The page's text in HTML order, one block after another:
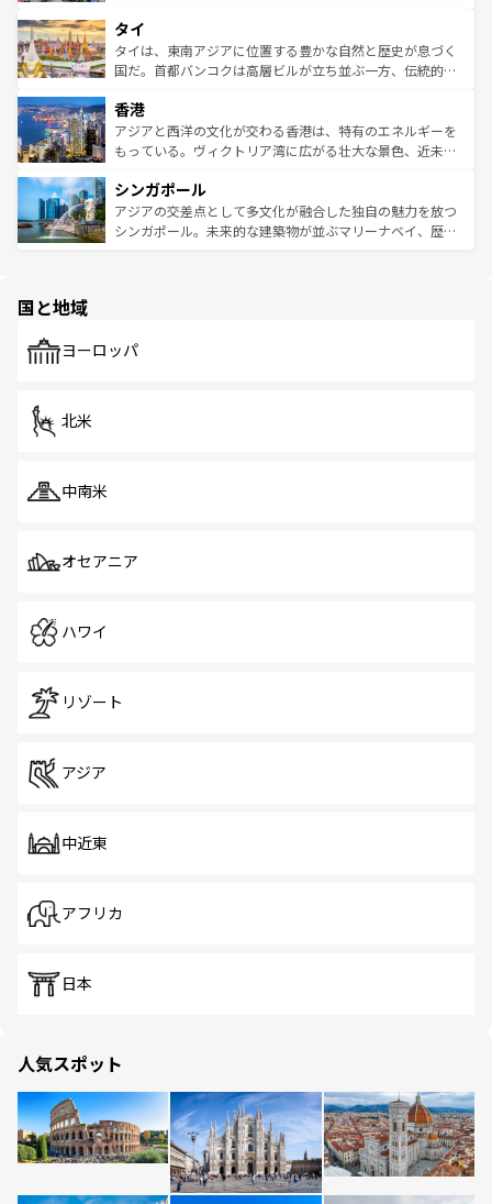
リティに包まれながら、韓国の多彩な魅力を心ゆくまで味
わってみてほしい。 なお、新着の韓国情報はコンテンツ一
覧を参照してほしい。
急速な発展と共に伝統が息づく。ハノイの古い町並みやホ
ーチミン市のフランス統治時代の建物も、独特の雰囲気を
醸し出している。また、バラエティの豊かさとおいしさで
とつ。フォーやバインミー、ベトナムコーヒーなどは、ぜ
ひ現地で味わいたい。どの地域を訪れてもあたたかい人々
が旅行者を迎えてくれるので、きっと忘れられない旅にな
参照してほしい。
タイ
タイは、東南アジアに位置する豊かな自然と歴史が息づく
国だ。首都バンコクは高層ビルが立ち並ぶ一方、伝統的な
の活気が交差している。北部ではチェンマイなどの山岳地
帯で自然と触れ合い、南部ではプーケットやクラビの美し
いビーチでリゾート気分を楽しむことができる。タイ料理
激する。気候は一年中温暖で、どの季節にも異なる楽しみ
が待っている。親しみやすいタイの人々、仏教を中心とし
た文化、そして多様な観光資源が、訪れる旅人を魅了し続
香港
アジアと西洋の文化が交わる香港は、特有のエネルギーを
もっている。ヴィクトリア湾に広がる壮大な景色、近未来
み、どこを訪れても感動するはず。観光スポットが密集し
ており、効率よく見どころを回れるのも魅力。息をのむよ
うな絶景から文化的な体験まで、香港を存分に楽しみ尽く
シンガポール
アジアの交差点として多文化が融合した独自の魅力を放つ
シンガポール。未来的な建築物が並ぶマリーナベイ、歴史
で、ホーカーズは地元の風情を楽しめる外せないスポット
国と地域
ヨーロッパ
北米
中南米
オセアニア
ハワイ
リゾート
アジア
中近東
アフリカ
日本
人気スポット